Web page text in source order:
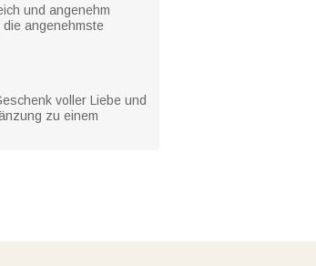
und angenehm
angenehmste
voller Liebe und
zu einem